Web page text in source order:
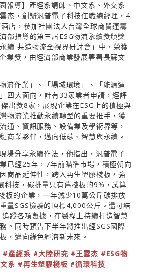
報導】產經系講師、中文系、外交系
杰，創辦汎普電子科技任職總經理，4
店，參加社團法人台灣全球商貿運籌
部指導的第三屆ESG物流永續獎頒獎
續 共造物流全視界研討會」中，榮獲
業獎，由經濟部商業發展署署長蘇文
流作業」、「場域環境」、「能源運
四大面向，計有33家業者申請，經評
出獎8家，展現企業在ESG上的積極與
物流業推動永續轉型的重要推手，獲
通、資訊服務、設備業及學術界等，
商業夥伴，邁向低碳、智慧與永續。
場分享永續作法，他指出，汎普電子
已經25年，7年前瞄準市場，積極朝向
商品延伸性，跨入再生塑膠棧板，強
科技，碳排量只有舊棧板的9%，試算
板的企業，一年減少10萬公斤碳排放
量SGS檢驗的頂標4,000公斤。還可結
蹤各項數據，在製程上持續打造智慧
。同時預告下半年將推出經SGS國際
，邁向綠色經濟新未來。
#產經系 #大陸研究 #王雲杰 #ESG物
系 #再生塑膠棧板 #循環科技